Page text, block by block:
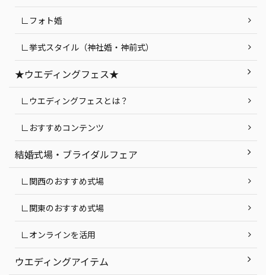
∟フォト婚
∟挙式スタイル（神社婚・神前式）
★ウエディングフェス★
∟ウエディングフェスとは？
∟おすすめコンテンツ
結婚式場・ブライダルフェア
∟関西のおすすめ式場
∟関東のおすすめ式場
∟オンラインを活用
ウエディングアイテム